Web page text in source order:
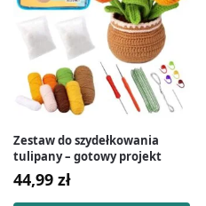
Zestaw do szydełkowania
tulipany – gotowy projekt
44,99 zł